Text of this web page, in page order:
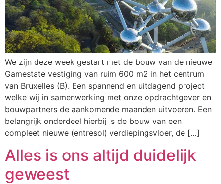
We zijn deze week gestart met de bouw van de nieuwe
Gamestate vestiging van ruim 600 m2 in het centrum
van Bruxelles (B). Een spannend en uitdagend project
welke wij in samenwerking met onze opdrachtgever en
bouwpartners de aankomende maanden uitvoeren. Een
belangrijk onderdeel hierbij is de bouw van een
compleet nieuwe (entresol) verdiepingsvloer, de […]
Alles is ons altijd duidelijk
geweest